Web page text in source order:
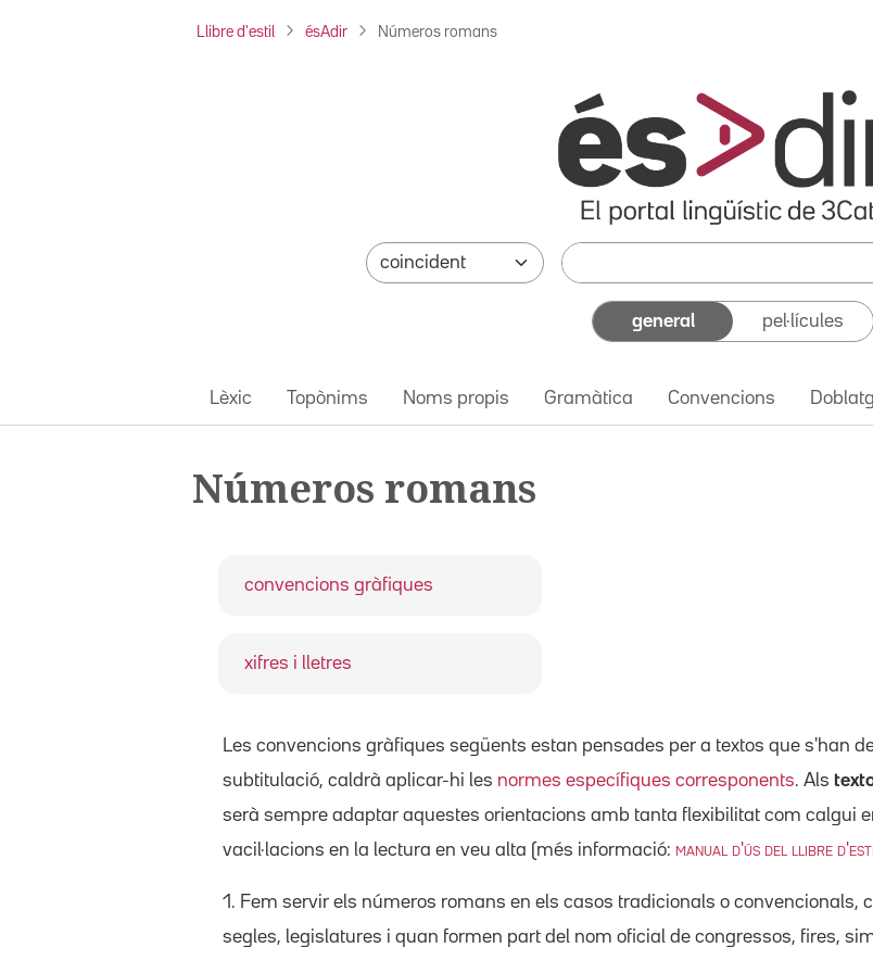
Llibre d'estil ésAdir Números romans
general pel·lícules
Lèxic Topònims Noms propis Gramàtica Convencions
Números romans
convencions gràfiques
xifres i lletres
Les convencions gràfiques següents estan pensades per a textos que s'han
subtitulació, caldrà aplicar-hi les normes específiques corresponents. Als
serà sempre adaptar aquestes orientacions amb tanta flexibilitat com calgui
vacil·lacions en la lectura en veu alta (més informació: manual d'ús del llibre
1. Fem servir els números romans en els casos tradicionals o convencionals,
segles, legislatures i quan formen part del nom oficial de congressos, fires,